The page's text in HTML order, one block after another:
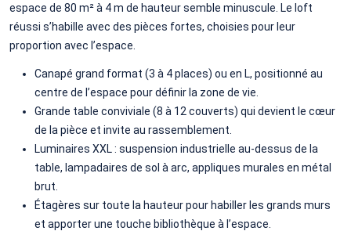
espace de 80 m² à 4 m de hauteur semble minuscule. Le loft
réussi s’habille avec des pièces fortes, choisies pour leur
proportion avec l’espace.
Canapé grand format (3 à 4 places) ou en L, positionné au
centre de l’espace pour définir la zone de vie.
Grande table conviviale (8 à 12 couverts) qui devient le cœur
de la pièce et invite au rassemblement.
Luminaires XXL : suspension industrielle au-dessus de la
table, lampadaires de sol à arc, appliques murales en métal
brut.
Étagères sur toute la hauteur pour habiller les grands murs
et apporter une touche bibliothèque à l’espace.